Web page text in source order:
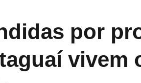
por
vivem